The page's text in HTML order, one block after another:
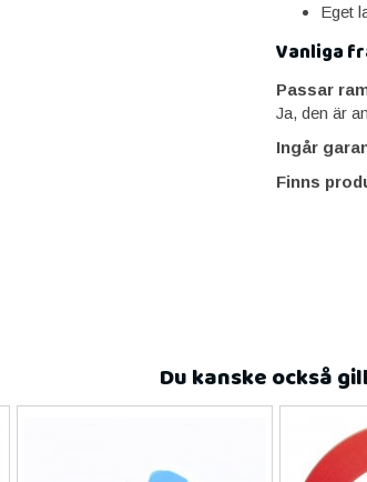
Eget
Vanliga
Passar
Ja, den är
Ingår
Finns
Du kanske också